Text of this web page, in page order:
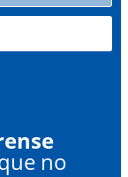
no